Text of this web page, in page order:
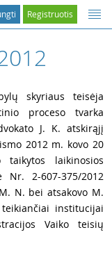
Registruotis
skyriaus teisėja
proceso tvarka
J. K. atskirąjį
2012 m. kovo 20
laikinosios
Nr. 2-607-375/2012
N. bei atsakovo M.
institucijai
Vaiko teisių